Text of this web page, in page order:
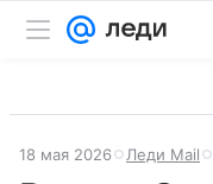
18 мая 2026 Леди Mail